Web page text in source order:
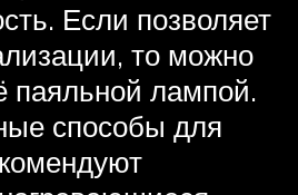
Если позволяет
то можно
паяльной лампой.
способы для